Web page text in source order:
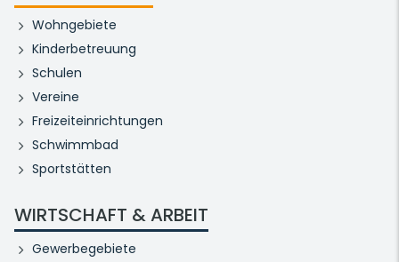
Wohngebiete
Kinderbetreuung
Schulen
Vereine
Freizeiteinrichtungen
Schwimmbad
Sportstätten
WIRTSCHAFT & ARBEIT
Gewerbegebiete